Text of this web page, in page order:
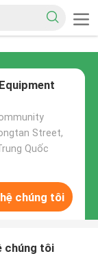
Street,
Quốc
chúng tôi
chúng tôi